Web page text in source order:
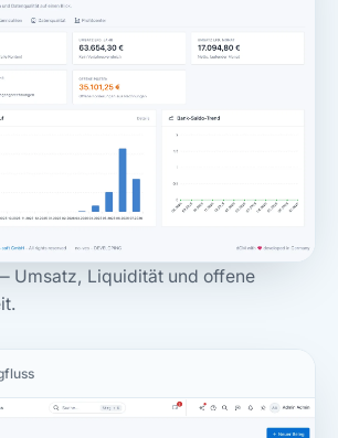
Umsatz, Liquidität und offene